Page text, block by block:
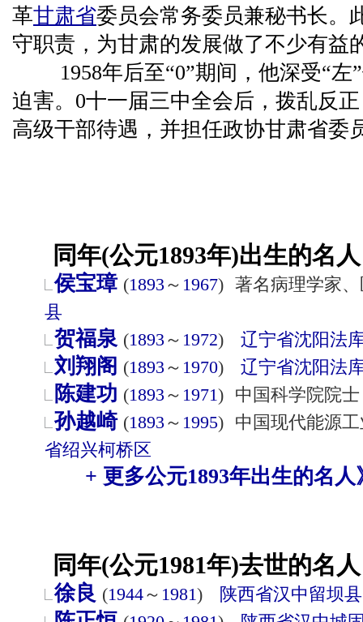
革甘肃省委员会常务委员兼秘书长。
守职责，为甘肃的发展做了不少有益
1958年后至“0”期间，他深受“左”
迫害。0十一届三中全会后，拨乱反
高级干部待遇，并担任政协甘肃省委
同年(公元1893年)出生的名
侯宝璋 (1893 ～ 1967) 著名病理学家
县
贺福泉 (1893 ～ 1972) 辽宁省沈阳法
刘翔阁 (1893 ～ 1970) 辽宁省沈阳法
陈建功 (1893 ～ 1971) 中国科学院院士
孙越崎 (1893 ～ 1995) 中国现代能源
省绍兴柯桥区
+ 更多公元1893年出生的名人
同年(公元1981年)去世的名
徐良 (1944～ 1981) 陕西省汉中留坝县